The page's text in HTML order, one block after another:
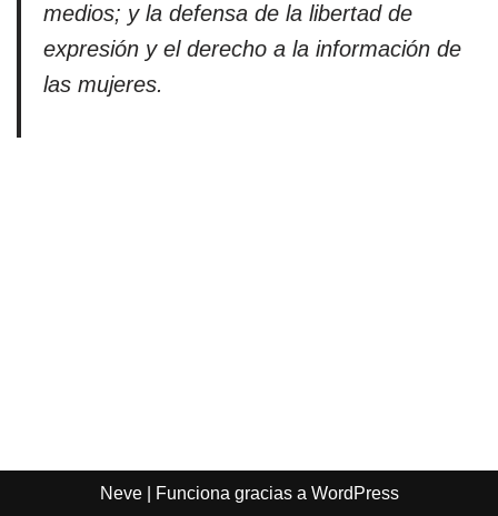
medios; y la defensa de la libertad de
expresión y el derecho a la información de
las mujeres.
Neve| Funciona gracias a WordPress